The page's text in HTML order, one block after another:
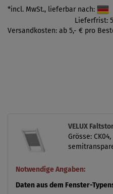
*incl. MwSt., lieferbar nach:
Lieferfrist:
Versandkosten: ab 5,- € pro
VELUX
Grösse:
Notwendige Angaben:
Daten aus dem Fenster-